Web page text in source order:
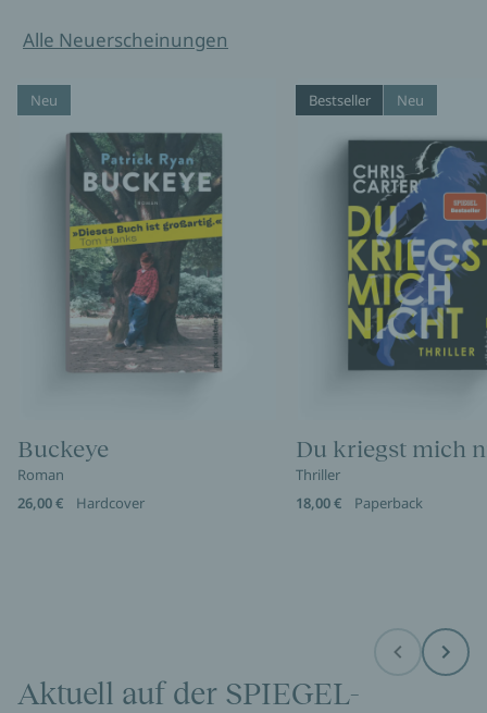
Alle Neuerscheinungen
Neu
Buckeye
Roman
26,00 €
Hardcover
Bestseller Neu
Du kriegst mich
Thriller
18,00 €
Paperback
Before Next
Aktuell auf der SPIEGEL-